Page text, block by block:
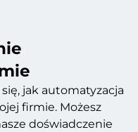
jak automatyzacja
firmie. Możesz
doświadczenie